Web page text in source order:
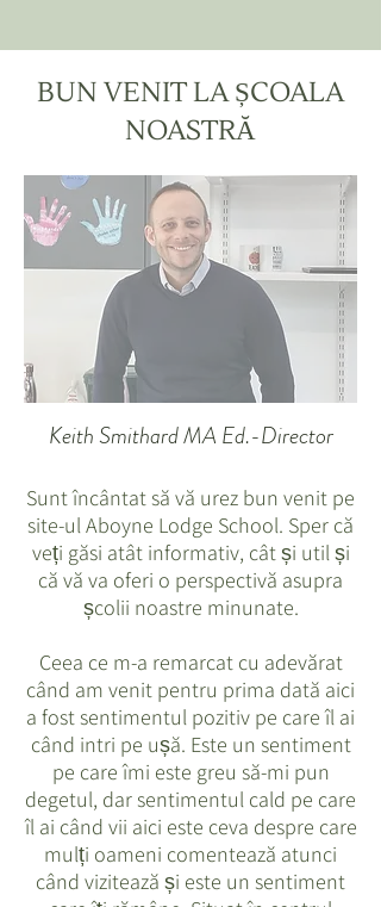
BUN VENIT LA ȘCOALA
NOASTRĂ
Keith Smithard MA Ed.-Director
Sunt încântat să vă urez bun venit pe
site-ul Aboyne Lodge School. Sper că
veți găsi atât informativ, cât și util și
că vă va oferi o perspectivă asupra
școlii noastre minunate.
Ceea ce m-a remarcat cu adevărat
când am venit pentru prima dată aici
a fost sentimentul pozitiv pe care îl ai
când intri pe ușă. Este un sentiment
pe care îmi este greu să-mi pun
degetul, dar sentimentul cald pe care
îl ai când vii aici este ceva despre care
mulți oameni comentează atunci
când vizitează și este un sentiment